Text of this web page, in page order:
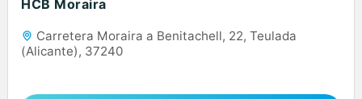
HCB Moraira
Carretera Moraira a Benitachell, 22, Teulada
(Alicante), 37240